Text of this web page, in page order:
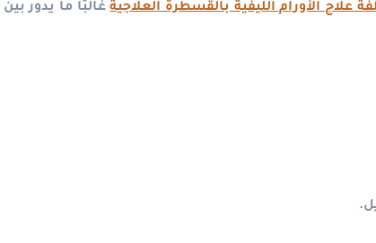
علاج الأورام الليفية بالقسطرة العلاجية